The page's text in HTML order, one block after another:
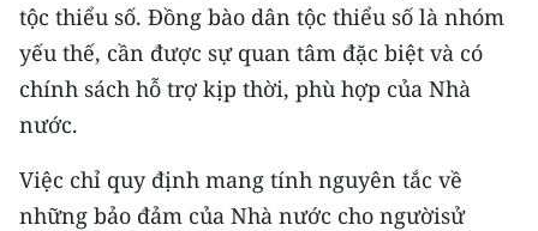
RADIO
MEDIA CENTER
Video
tộc thiểu số. Đồng bào dân tộc thiểu số là nhóm
yếu thế, cần được sự quan tâm đặc biệt và có
chính sách hỗ trợ kịp thời, phù hợp của Nhà
nước.
Việc chỉ quy định mang tính nguyên tắc về
những bảo đảm của Nhà nước cho ngườisử